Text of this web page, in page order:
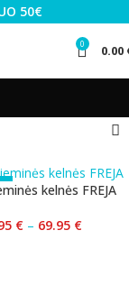
50€
0 0.00
kelnės FREJA
€ – 69.95 €